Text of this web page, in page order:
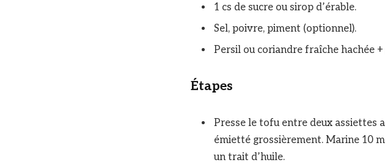
1 cs de sucre ou sirop d’érable.
Sel, poivre, piment (optionnel).
Persil ou coriandre fraîche hachée
Étapes
Presse le tofu entre deux assiettes
émietté grossièrement. Marine 10
un trait d’huile.